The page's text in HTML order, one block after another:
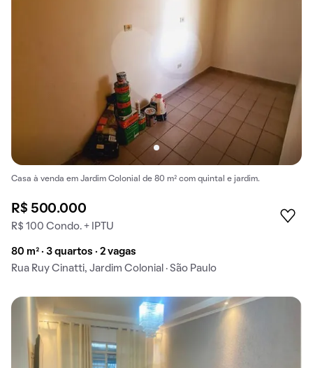
Casa à venda em Jardim Colonial de 80 m² com quintal e jardim.
R$ 500.000
R$ 100 Condo. + IPTU
80 m² · 3 quartos · 2 vagas
Rua Ruy Cinatti, Jardim Colonial · São Paulo